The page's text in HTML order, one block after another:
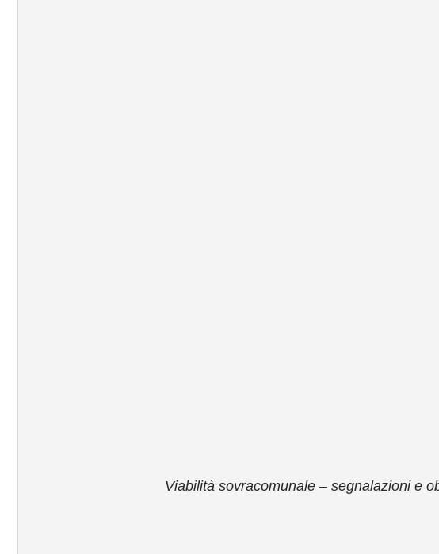
Viabilità sovracomunale – segnalazioni e